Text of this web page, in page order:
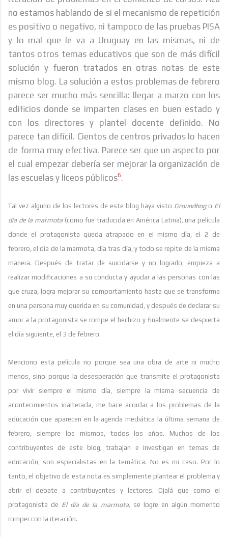
no estamos hablando de si el mecanismo de repetición
es positivo o negativo, ni tampoco de las pruebas PISA
y lo mal que le va a Uruguay en las mismas, ni de
tantos otros temas educativos que son de más difícil
solución y fueron tratados en otras notas de este
mismo blog. La solución a estos problemas de febrero
parece ser mucho más sencilla: llegar a marzo con los
edificios donde se imparten clases en buen estado y
con los directores y plantel docente definido. No
parece tan difícil. Cientos de centros privados lo hacen
de forma muy efectiva. Parece ser que un aspecto por
el cual empezar debería ser mejorar la organización de
las escuelas y liceos públicos6.
Tal vez alguno de los lectores de este blog haya visto Groundhogo El
día de la marmota (como fue traducida en América Latina), una película
donde el protagonista queda atrapado en el mismo día, el 2 de
febrero, el día de la marmota, día tras día, y todo se repite de la misma
manera. Después de tratar de suicidarse y no lograrlo, empieza a
realizar modificaciones a su conducta y ayudar a las personas con las
que cruza, logra mejorar su comportamiento hasta que se transforma
en una persona muy querida en su comunidad, y después de declarar su
amor a la protagonista se rompe el hechizo y finalmente se despierta
el día siguiente, el 3 de febrero.
Menciono esta película no porque sea una obra de arte ni mucho
menos, sino porque la desesperación que transmite el protagonista
por vivir siempre el mismo día, siempre la misma secuencia de
acontecimientos inalterada, me hace acordar a los problemas de la
educación que aparecen en la agenda mediática la última semana de
febrero, siempre los mismos, todos los años. Muchos de los
contribuyentes de este blog, trabajan e investigan en temas de
educación, son especialistas en la temática. No es mi caso. Por lo
tanto, el objetivo de esta nota es simplemente plantear el problema y
abrir el debate a contribuyentes y lectores. Ojalá que como el
protagonista de El día de la marmota, se logre en algún momento
romper con la iteración.